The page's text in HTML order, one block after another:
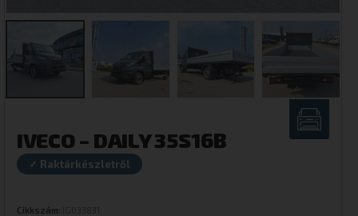
IVECO – DAILY 35S16B
✓ Raktárkészletről
Cikkszám: